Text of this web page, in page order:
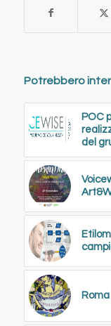
Potrebbero
POC
del